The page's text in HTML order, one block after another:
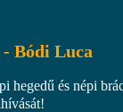
- Bódi Luca
hegedű és népi